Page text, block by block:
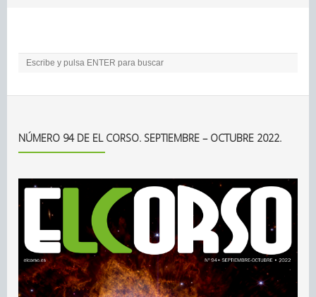
NÚMERO 94 DE EL CORSO. SEPTIEMBRE – OCTUBRE 2022.